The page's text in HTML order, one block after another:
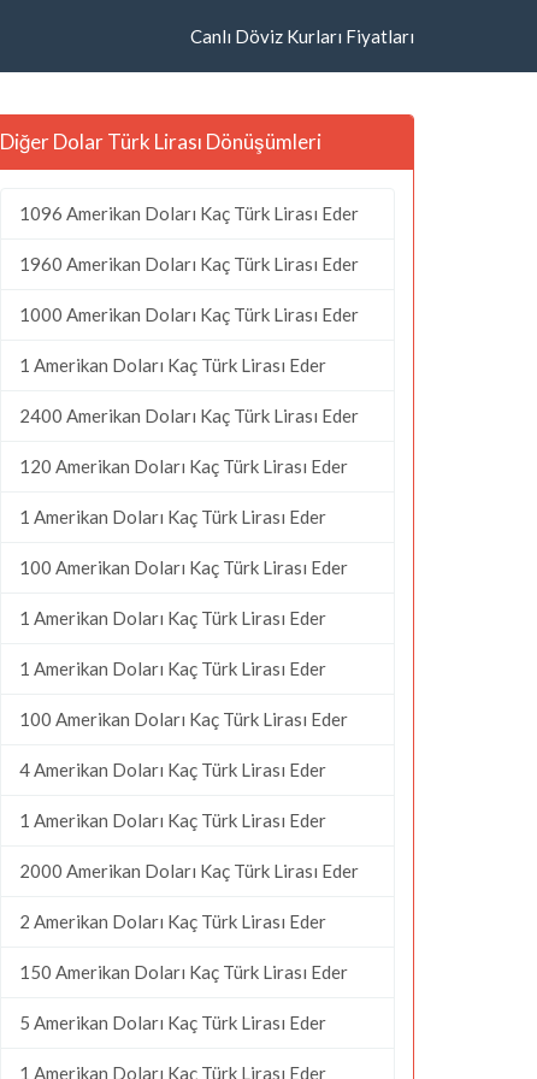
Canlı Döviz Kurları Fiyatları
Diğer Dolar Türk Lirası Dönüşümleri
1096 Amerikan Doları Kaç Türk Lirası Eder
1960 Amerikan Doları Kaç Türk Lirası Eder
1000 Amerikan Doları Kaç Türk Lirası Eder
1 Amerikan Doları Kaç Türk Lirası Eder
2400 Amerikan Doları Kaç Türk Lirası Eder
120 Amerikan Doları Kaç Türk Lirası Eder
1 Amerikan Doları Kaç Türk Lirası Eder
100 Amerikan Doları Kaç Türk Lirası Eder
1 Amerikan Doları Kaç Türk Lirası Eder
1 Amerikan Doları Kaç Türk Lirası Eder
100 Amerikan Doları Kaç Türk Lirası Eder
4 Amerikan Doları Kaç Türk Lirası Eder
1 Amerikan Doları Kaç Türk Lirası Eder
2000 Amerikan Doları Kaç Türk Lirası Eder
2 Amerikan Doları Kaç Türk Lirası Eder
150 Amerikan Doları Kaç Türk Lirası Eder
5 Amerikan Doları Kaç Türk Lirası Eder
1 Amerikan Doları Kaç Türk Lirası Eder